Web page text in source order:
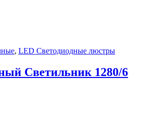
, LED Светодиодные люстры
Светильник 1280/6